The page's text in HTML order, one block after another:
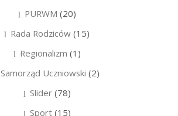
PURWM (20)
Rada Rodziców (15)
Regionalizm (1)
Samorząd Uczniowski (2)
Slider(78)
Sport(15)